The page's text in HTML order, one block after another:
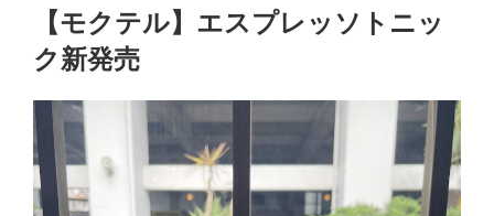
【モクテル】エスプレッソトニッ
ク新発売